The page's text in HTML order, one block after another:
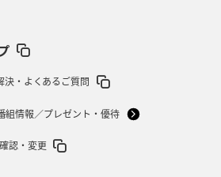
7連勝
候補
決・よくあるご質問
組情報／プレゼント・優待
認・変更